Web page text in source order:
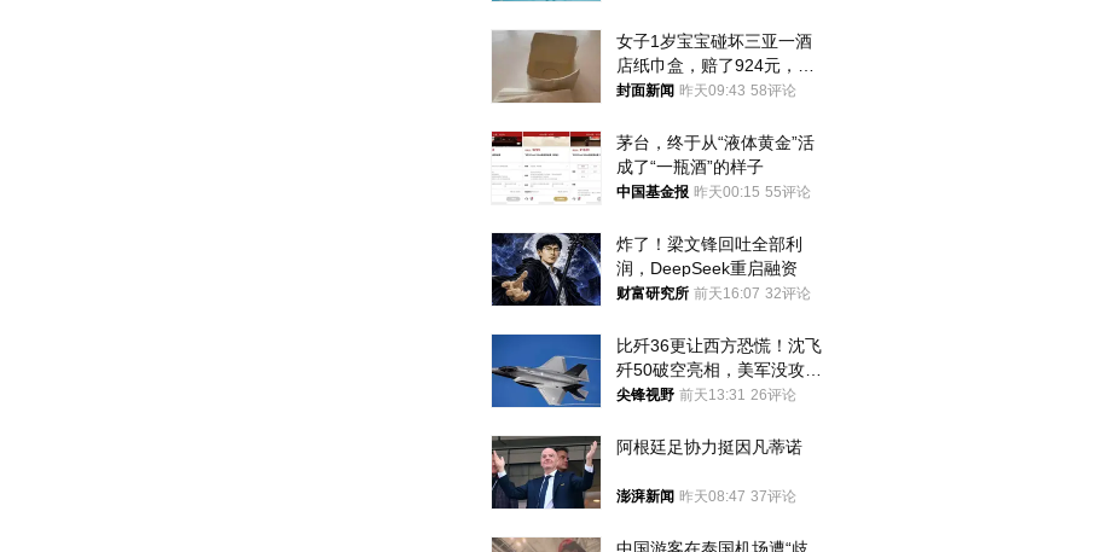
女子1岁宝宝碰坏三亚一酒
店纸巾盒，赔了924元，发
帖吐槽后酒店退还一半的
封面新闻 昨天09:43 58评论
茅台，终于从“液体黄金”活
成了“一瓶酒”的样子
中国基金报 昨天00:15 55评论
炸了！梁文锋回吐全部利
润，DeepSeek重启融资
财富研究所 前天16:07 32评论
比歼36更让西方恐慌！沈飞
歼50破空亮相，美军没攻克
的技术被拿下
尖锋视野 前天13:31 26评论
阿根廷足协力挺因凡蒂诺
澎湃新闻 昨天08:47 37评论